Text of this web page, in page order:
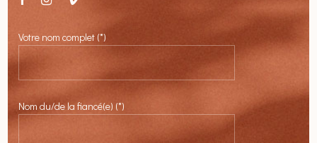
Votre nom complet (*)
Nom du/de la fiancé(e) (*)